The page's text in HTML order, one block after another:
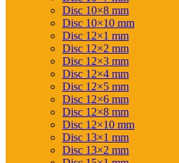
Disc 10×8 mm
Disc 10×10 mm
Disc 12×1 mm
Disc 12×2 mm
Disc 12×3 mm
Disc 12×4 mm
Disc 12×5 mm
Disc 12×6 mm
Disc 12×8 mm
Disc 12×10 mm
Disc 13×1 mm
Disc 13×2 mm